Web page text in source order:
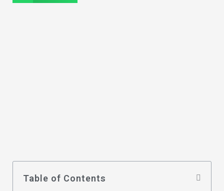
Table of Contents